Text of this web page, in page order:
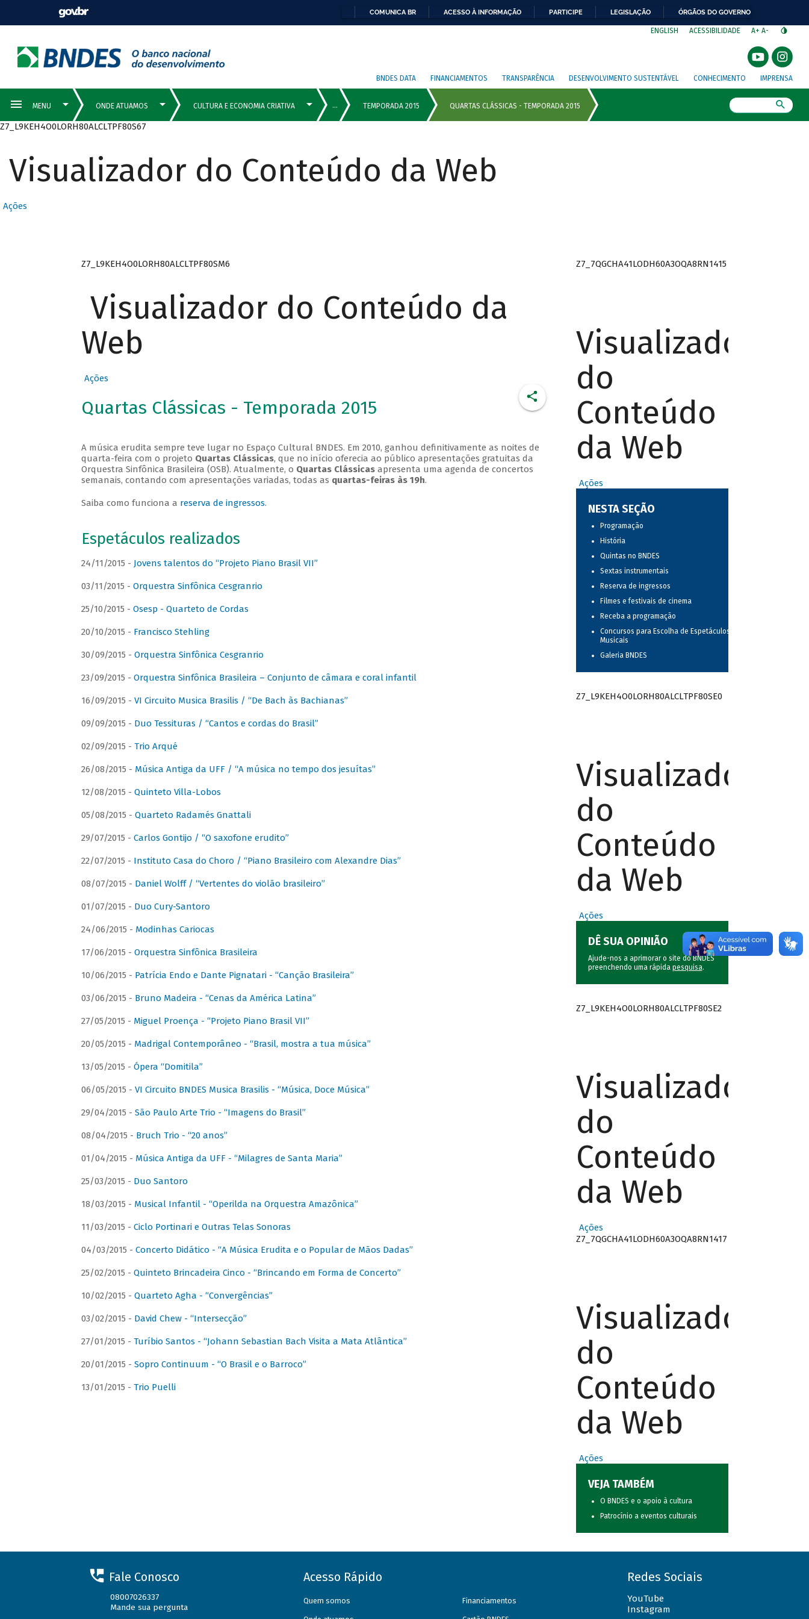
COMUNICA BR ACESSO À INFORMAÇÃO PARTICIPE LEGISLAÇÃO ÓRGÃOS DO GOVERNO
ENGLISH ACESSIBILIDADE A+ A-
BNDES DATA FINANCIAMENTOS TRANSPARÊNCIA DESENVOLVIMENTO SUSTENTÁVEL CONHECIMENTO IMPRENSA
Z7_L9KEH4O0LORH80ALCLTPF80S67
Visualizador do Conteúdo da Web
Ações
Z7_L9KEH4O0LORH80ALCLTPF80SM6
Visualizador do Conteúdo da
Web
Ações
Quartas Clássicas - Temporada 2015
A música erudita sempre teve lugar no Espaço Cultural BNDES. Em 2010, ganhou definitivamente as noites de
quarta-feira com o projeto Quartas Clássicas, que no início oferecia ao público apresentações gratuitas da
Orquestra Sinfônica Brasileira (OSB). Atualmente, o Quartas Clássicasapresenta uma agenda de concertos
semanais, contando com apresentações variadas, todas as quartas-feiras às 19h.
Saiba como funciona a reserva de ingressos.
Espetáculos realizados
24/11/2015 - Jovens talentos do “Projeto Piano Brasil VII”
03/11/2015 - Orquestra Sinfônica Cesgranrio
25/10/2015 - Osesp - Quarteto de Cordas
20/10/2015 - Francisco Stehling
30/09/2015 - Orquestra Sinfônica Cesgranrio
23/09/2015 - Orquestra Sinfônica Brasileira – Conjunto de câmara e coral infantil
16/09/2015 - VI Circuito Musica Brasilis / “De Bach às Bachianas”
09/09/2015 - Duo Tessituras / “Cantos e cordas do Brasil”
02/09/2015 - Trio Arqué
26/08/2015 - Música Antiga da UFF / “A música no tempo dos jesuítas”
12/08/2015 - Quinteto Villa-Lobos
05/08/2015 - Quarteto Radamés Gnattali
29/07/2015 - Carlos Gontijo / “O saxofone erudito”
22/07/2015 - Instituto Casa do Choro / “Piano Brasileiro com Alexandre Dias”
08/07/2015 - Daniel Wolff / “Vertentes do violão brasileiro”
01/07/2015 - Duo Cury-Santoro
24/06/2015 - Modinhas Cariocas
17/06/2015 - Orquestra Sinfônica Brasileira
10/06/2015 - Patrícia Endo e Dante Pignatari - “Canção Brasileira”
03/06/2015 - Bruno Madeira - “Cenas da América Latina”
27/05/2015 - Miguel Proença - “Projeto Piano Brasil VII”
20/05/2015 - Madrigal Contemporâneo - “Brasil, mostra a tua música”
13/05/2015 - Ópera “Domitila”
06/05/2015 - VI Circuito BNDES Musica Brasilis - “Música, Doce Música”
29/04/2015 - São Paulo Arte Trio - “Imagens do Brasil”
08/04/2015 - Bruch Trio - “20 anos”
01/04/2015 - Música Antiga da UFF - “Milagres de Santa Maria”
25/03/2015 - Duo Santoro
18/03/2015 - Musical Infantil - “Operilda na Orquestra Amazônica”
11/03/2015 - Ciclo Portinari e Outras Telas Sonoras
04/03/2015 - Concerto Didático - “A Música Erudita e o Popular de Mãos Dadas”
25/02/2015 - Quinteto Brincadeira Cinco - “Brincando em Forma de Concerto”
10/02/2015 - Quarteto Agha - “Convergências”
03/02/2015 - David Chew - “Intersecção”
27/01/2015 - Turíbio Santos - “Johann Sebastian Bach Visita a Mata Atlântica”
20/01/2015 - Sopro Continuum - “O Brasil e o Barroco”
13/01/2015 - Trio Puelli
Z7_7QGCHA41LODH60A3OQA8RN1415
Visualizador
do
Conteúdo
da Web
Ações
NESTA SEÇÃO
Programação
História
Quintas no BNDES
Sextas instrumentais
Reserva de ingressos
Filmes e festivais de cinema
Receba a programação
Concursos para Escolha de Espetáculos
Musicais
Galeria BNDES
Z7_L9KEH4O0LORH80ALCLTPF80SE0
Visualizador
do
Conteúdo
da Web
Ações
DÊ SUA OPINIÃO
Ajude-nos a aprimorar o site do BNDES
preenchendo uma rápida pesquisa.
Z7_L9KEH4O0LORH80ALCLTPF80SE2
Visualizador
do
Conteúdo
da Web
Ações
Z7_7QGCHA41LODH60A3OQA8RN1417
Visualizador
do
Conteúdo
da Web
Ações
VEJA TAMBÉM
O BNDES e o apoio à cultura
Patrocínio a eventos culturais
Fale Conosco
08007026337
Mande sua pergunta
Acesso Rápido
Quem somos Financiamentos
Redes Sociais
YouTube
Instagram